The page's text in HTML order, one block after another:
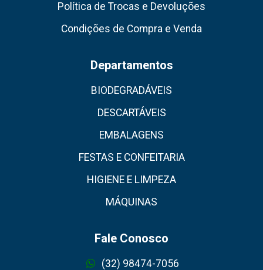
Política de Trocas e Devoluções
Condições de Compra e Venda
Departamentos
BIODEGRADÁVEIS
DESCARTÁVEIS
EMBALAGENS
FESTAS E CONFEITARIA
HIGIENE E LIMPEZA
MÁQUINAS
Fale Conosco
(32) 98474-7056